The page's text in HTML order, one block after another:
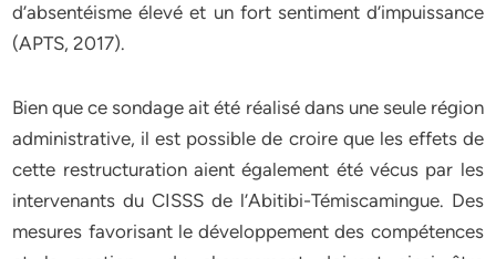
d’absentéisme élevé et un fort sentiment d’impuissance
(APTS, 2017).
Bien que ce sondage ait été réalisé dans une seule région
administrative, il est possible de croire que les effets de
cette restructuration aient également été vécus par les
intervenants du CISSS de l’Abitibi-Témiscamingue. Des
mesures favorisant le développement des compétences